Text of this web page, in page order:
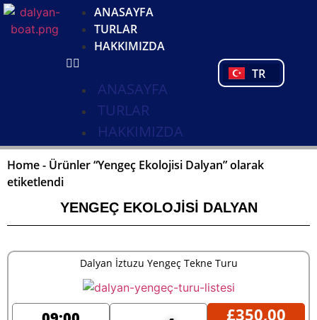
ANASAYFA
TURLAR
HAKKIMIZDA
ANASAYFA
TURLAR
HAKKIMIZDA
TR
PL
PT
Home- Ürünler “Yengeç Ekolojisi Dalyan” olarak
etiketlendi
YENGEÇ EKOLOJISI DALYAN
Dalyan İztuzu Yengeç Tekne Turu
£350,00